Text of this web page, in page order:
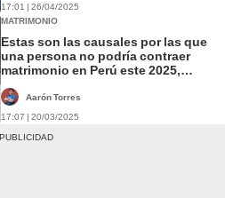
17:01 | 26/04/2025
MATRIMONIO
Estas son las causales por las que
una persona no podría contraer
matrimonio en Perú este 2025,
Aarón Torres
17:07 | 20/03/2025